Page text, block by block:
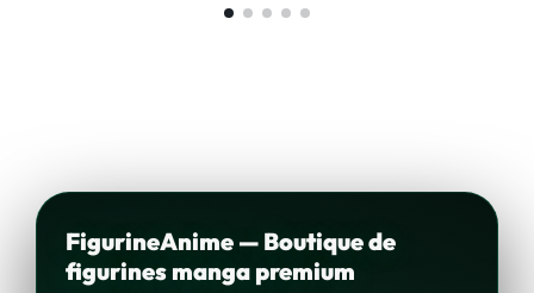
FigurineAnime — Boutique de
figurines manga premium